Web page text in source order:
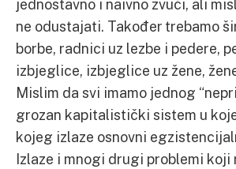
jednostavno i naivno zvuči, ali
ne odustajati. Također trebamo
borbe, radnici uz lezbe i pedere,
izbjeglice, izbjeglice uz žene,
Mislim da svi imamo jednog
grozan kapitalistički sistem u
kojeg izlaze osnovni
Izlaze i mnogi drugi problemi koji